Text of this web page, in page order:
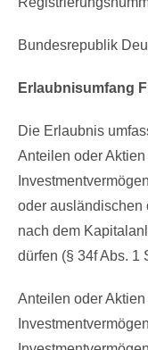
Bundesrepublik
Erlaubnisumfang
Die Erlaubnis
Anteilen oder
oder ausländischen
nach dem
dürfen (§ 34f Abs. 1
Anteilen oder